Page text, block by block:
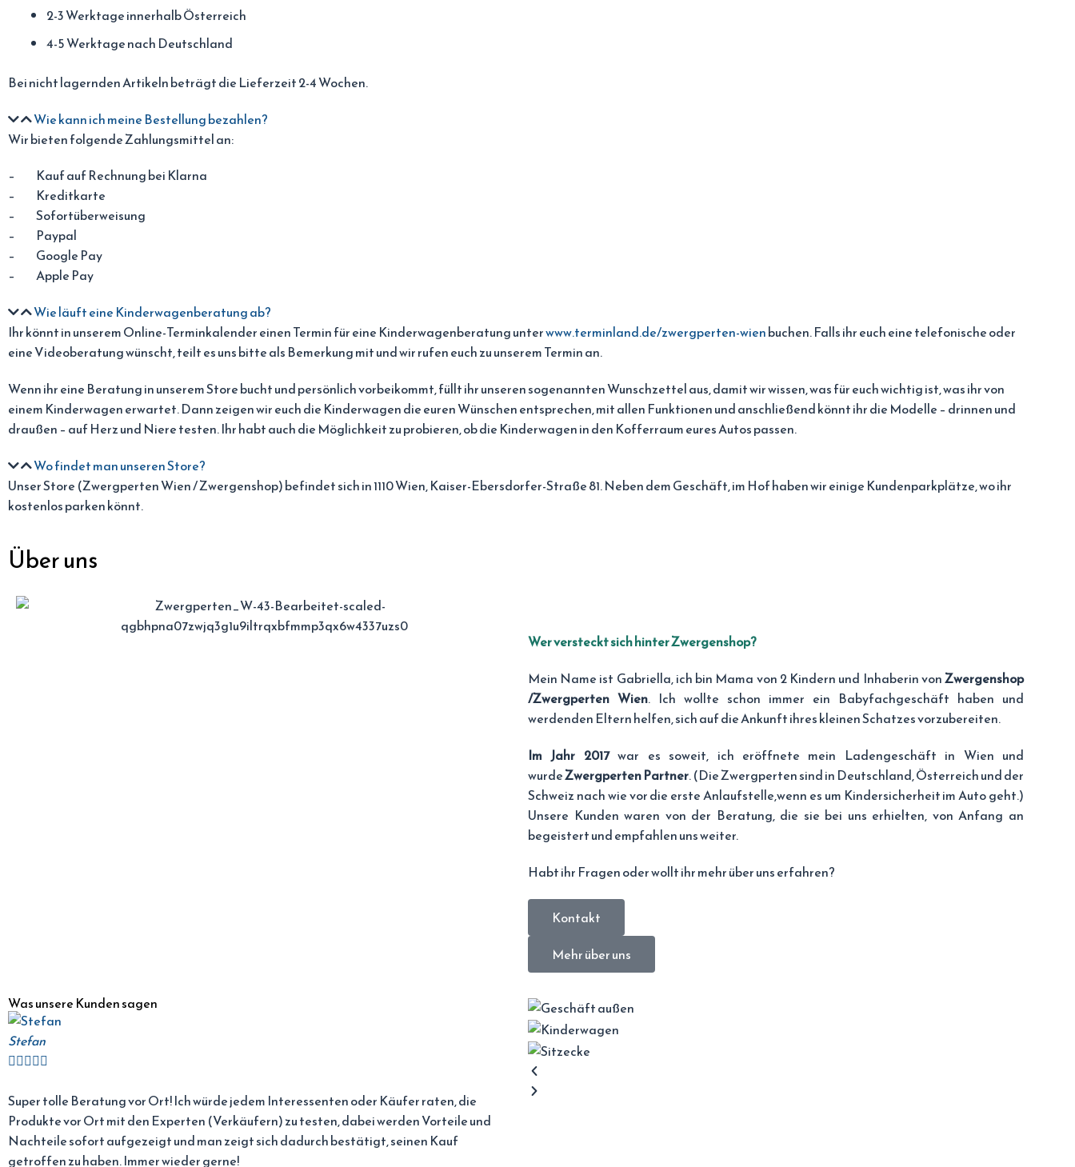
2-3 Werktage innerhalb Österreich
4-5 Werktage nach Deutschland
Bei nicht lagernden Artikeln beträgt die Lieferzeit 2-4 Wochen.
Wie kann ich meine Bestellung bezahlen?
Wir bieten folgende Zahlungsmittel an:
– Kauf auf Rechnung bei Klarna
– Kreditkarte
– Sofortüberweisung
– Paypal
– Google Pay
– Apple Pay
Wie läuft eine Kinderwagenberatung ab?
Ihr könnt in unserem Online-Terminkalender einen Termin für eine Kinderwagenberatung unterwww.terminland.de/zwergperten-wienbuchen. Falls ihr euch eine telefonische oder
eine Videoberatung wünscht, teilt es uns bitte als Bemerkung mit und wir rufen euch zu unserem Termin an.
Wenn ihr eine Beratung in unserem Store bucht und persönlich vorbeikommt, füllt ihr unseren sogenannten Wunschzettel aus, damit wir wissen, was für euch wichtig ist, was ihr von
einem Kinderwagen erwartet. Dann zeigen wir euch die Kinderwagen die euren Wünschen entsprechen, mit allen Funktionen und anschließend könnt ihr die Modelle – drinnen und
draußen – auf Herz und Niere testen. Ihr habt auch die Möglichkeit zu probieren, ob die Kinderwagen in den Kofferraum eures Autos passen.
Wo findet man unseren Store?
Unser Store (Zwergperten Wien / Zwergenshop) befindet sich in 1110 Wien, Kaiser-Ebersdorfer-Straße 81. Neben dem Geschäft, im Hof haben wir einige Kundenparkplätze, wo ihr
kostenlos parken könnt.
Über uns
Wer versteckt sich hinter Zwergenshop?
Mein Name ist Gabriella, ich bin Mama von 2 Kindern und Inhaberin vonZwergenshop
/Zwergperten Wien. Ich wollte schon immer ein Babyfachgeschäft haben und
werdenden Eltern helfen, sich auf die Ankunft ihres kleinen Schatzes vorzubereiten.
Im Jahr 2017war es soweit, ich eröffnete mein Ladengeschäft in Wien und
wurdeZwergperten Partner. (Die Zwergperten sind in Deutschland, Österreich und der
Schweiz nach wie vor die erste Anlaufstelle,wenn es um Kindersicherheit im Auto geht.)
Unsere Kunden waren von der Beratung, die sie bei uns erhielten, von Anfang an
begeistert und empfahlen uns weiter.
Habt ihr Fragen oder wollt ihr mehr über uns erfahren?
Kontakt
Mehr über uns
Was unsere Kunden sagen
Stefan

Super tolle Beratung vor Ort! Ich würde jedem Interessenten oder Käufer raten, die
Produkte vor Ort mit den Experten (Verkäufern) zu testen, dabei werden Vorteile und
Nachteile sofort aufgezeigt und man zeigt sich dadurch bestätigt, seinen Kauf
getroffen zu haben. Immer wieder gerne!